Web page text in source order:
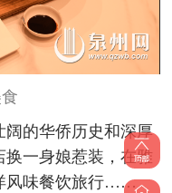
的华侨历史和深厚
一身娘惹装，在雅
风味餐饮旅行……